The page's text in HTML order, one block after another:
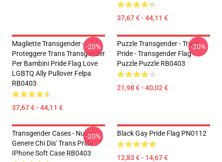
37,67 € - 44,11 €
Magliette Transgender -
Proteggere Trans Transgender
Per Bambini Pride Flag Love
LGBTQ Ally Pullover Felpa
RB0403
37,67 € - 44,11 €
-20%
Puzzle Transgender - Trans
Pride - Transgender Flag
Puzzle Puzzle RB0403
21,98 € - 40,02 €
-20%
Transgender Cases - Nuovo
Genere Chi Dis' Trans Pride
IPhone Soft Case RB0403
-20% Black Gay Pride Flag PN0112
12,83 € - 14,67 €